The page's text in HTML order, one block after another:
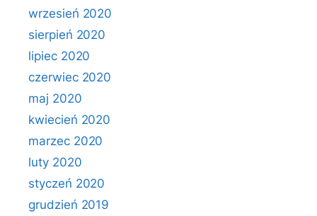
wrzesień 2020
sierpień 2020
lipiec 2020
czerwiec 2020
maj 2020
kwiecień 2020
marzec 2020
luty 2020
styczeń 2020
grudzień 2019